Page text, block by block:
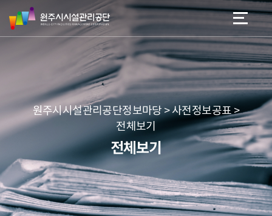
네
본문 바로가기
메뉴 바로가기
원
주
시
리
공
단
원주시시설관리공단정보마당 > 사전정보공표 >
전체보기
전체보기